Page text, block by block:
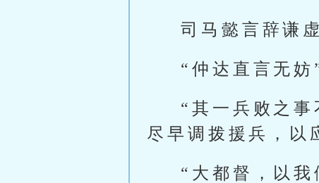
司马懿言辞谦
“仲达直言无妨
“其一兵败之
尽早调拨援兵，以
“大都督，以